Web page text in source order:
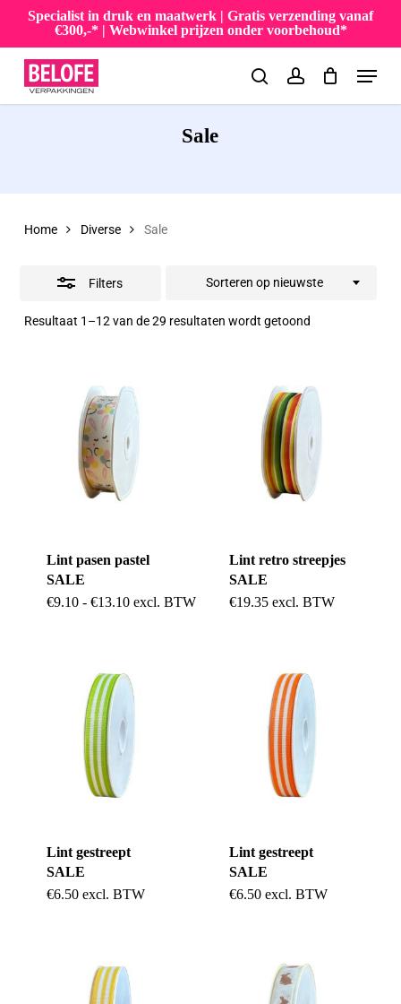
Skip
main
content
Specialist in druk en maatwerk | Gratis verzending vanaf
€300,-* | Webwinkel prijzen onder voorbehoud*
searchaccount
Menu
Sale
Home Diverse Sale
Filters
Resultaat 1–12 van de 29 resultaten wordt getoondGesorteerd
Sorteren op nieuwste
Filters
Lint pasen pastel
SALE
€9.10 - €13.10Prijsklasse:
excl. BTW
Dit
op
Lint retro streepjes
SALE
€19.35 excl. BTW
Lint gestreept
SALE
€6.50 excl. BTW
Lint gestreept
SALE
€6.50 excl. BTW